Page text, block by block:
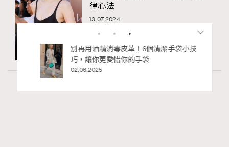
律心法
13.07.2024
別再用酒精消毒皮革！6個清潔手袋小技
巧，讓你更愛惜你的手袋
02.06.2025